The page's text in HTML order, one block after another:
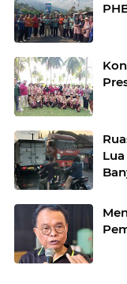
Lua